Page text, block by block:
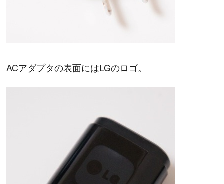
ACアダプタの表面にはLGのロゴ。